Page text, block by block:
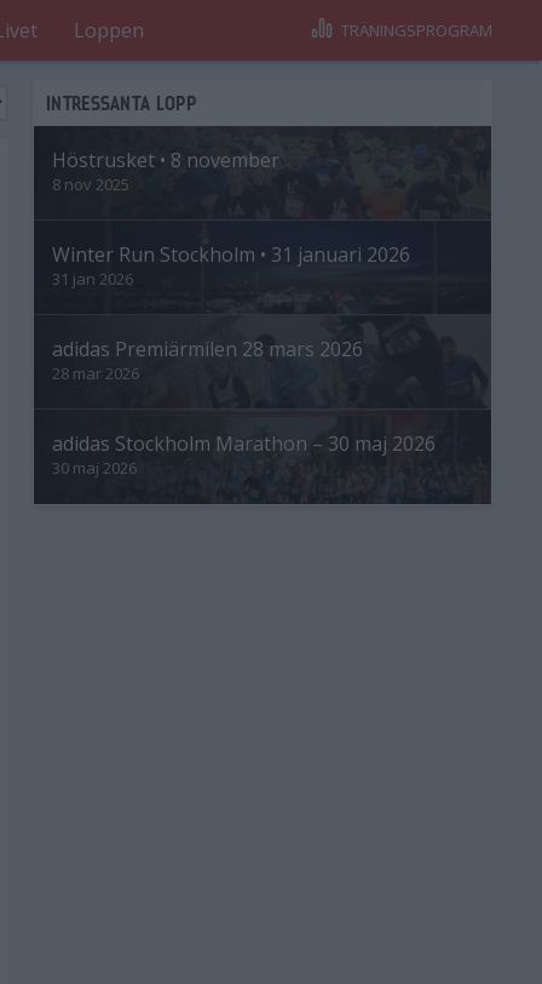
Loppen TRÄNINGSPROGRAM
INTRESSANTA LOPP
Höstrusket • 8 november
8 nov 2025
Winter Run Stockholm • 31 januari 2026
31 jan 2026
adidas Premiärmilen 28 mars 2026
28 mar 2026
adidas Stockholm Marathon – 30 maj 2026
30 maj 2026